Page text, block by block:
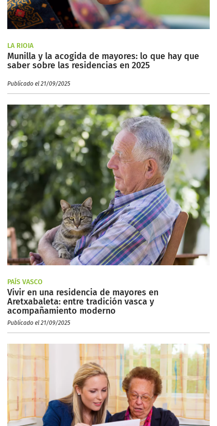
LA RIOJA
Munilla y la acogida de mayores: lo que hay que
saber sobre las residencias en 2025
Publicado el 21/09/2025
PAÍS VASCO
Vivir en una residencia de mayores en
Aretxabaleta: entre tradición vasca y
acompañamiento moderno
Publicado el 21/09/2025